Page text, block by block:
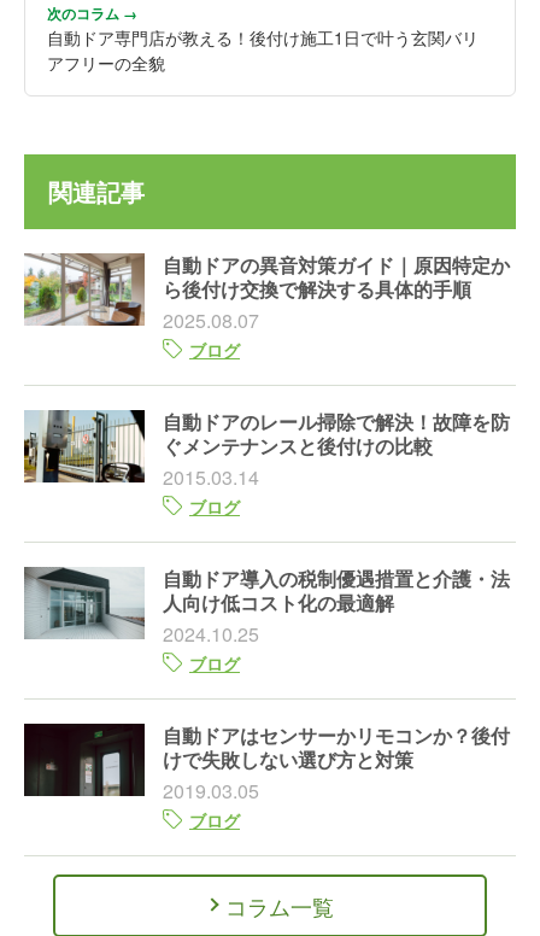
次のコラム →
自動ドア専門店が教える！後付け施工1日で叶う玄関バリ
アフリーの全貌
関連記事
自動ドアの異音対策ガイド｜原因特定か
ら後付け交換で解決する具体的手順
2025.08.07
ブログ
自動ドアのレール掃除で解決！故障を防
ぐメンテナンスと後付けの比較
2015.03.14
ブログ
自動ドア導入の税制優遇措置と介護・法
人向け低コスト化の最適解
2024.10.25
ブログ
自動ドアはセンサーかリモコンか？後付
けで失敗しない選び方と対策
2019.03.05
ブログ
コラム一覧